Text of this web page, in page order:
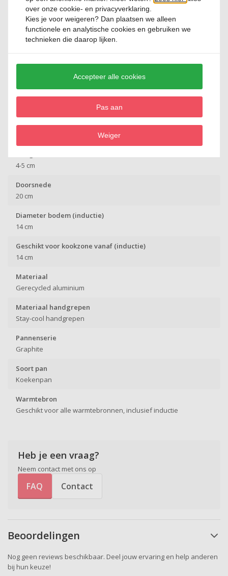
Heb je een vraag?
Neem contact met ons op
FAQ Contact
3950477
Merk
BergHoff
Leo Recycled
Duurzame en gezonde CeraGreen keramische anti-
Kleur
4-5 cm
Doorsnede
20 cm
Diameter bodem (inductie)
14 cm
Geschikt voor kookzone vanaf (inductie)
14 cm
Materiaal
Gerecycled aluminium
Materiaal handgrepen
Stay-cool handgrepen
Pannenserie
Graphite
Soort pan
Koekenpan
Warmtebron
Geschikt voor alle warmtebronnen, inclusief inductie
Beoordelingen
Nog geen reviews beschikbaar. Deel jouw ervaring en help anderen
bij hun keuze!
over onze cookie- en privacyverklaring.
Kies je voorweigeren? Dan plaatsen we alleen
functionele en analytische cookies en gebruiken we
technieken die daarop lijken.
Accepteer alle cookies
Pas aan
Weiger